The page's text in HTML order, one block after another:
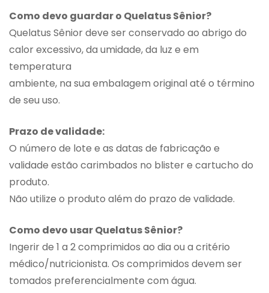
Como devo guardar o Quelatus Sênior?
Quelatus Sênior deve ser conservado ao abrigo do
calor excessivo, da umidade, da luz e em
temperatura
ambiente, na sua embalagem original até o término
de seu uso.
Prazo de validade:
O número de lote e as datas de fabricação e
validade estão carimbados no blister e cartucho do
produto.
Não utilize o produto além do prazo de validade.
Como devo usar Quelatus Sênior?
Ingerir de 1 a 2 comprimidos ao dia ou a critério
médico/nutricionista. Os comprimidos devem ser
tomados preferencialmente com água.